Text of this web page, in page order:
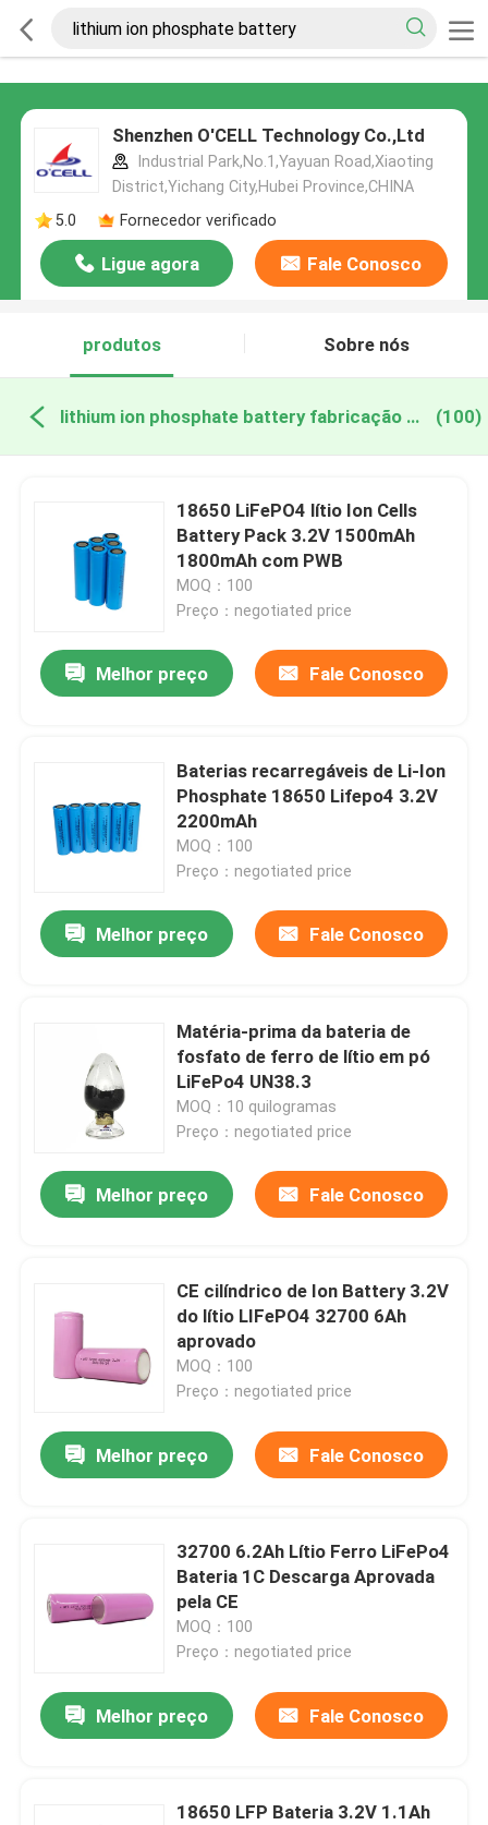
Shenzhen O'CELL Technology Co.,Ltd
Industrial Park,No.1,Yayuan Road,Xiaoting
District,Yichang City,Hubei Province,CHINA
5.0
Fornecedor verificado
Ligue agora Fale Conosco
produtos Sobre nós
lithium ion phosphate battery fabricação online (100)
18650 LiFePO4 lítio Ion Cells
Battery Pack 3.2V 1500mAh
1800mAh com PWB
MOQ：100
Preço：negotiated price
Melhor preço Fale Conosco
Baterias recarregáveis de Li-Ion
Phosphate 18650 Lifepo4 3.2V
2200mAh
MOQ：100
Preço：negotiated price
Melhor preço Fale Conosco
Matéria-prima da bateria de
fosfato de ferro de lítio em pó
LiFePo4 UN38.3
MOQ：10 quilogramas
Preço：negotiated price
Melhor preço Fale Conosco
CE cilíndrico de Ion Battery 3.2V
do lítio LIFePO4 32700 6Ah
aprovado
MOQ：100
Preço：negotiated price
Melhor preço Fale Conosco
32700 6.2Ah Lítio Ferro LiFePo4
Bateria 1C Descarga Aprovada
pela CE
MOQ：100
Preço：negotiated price
Melhor preço Fale Conosco
18650 LFP Bateria 3.2V 1.1Ah